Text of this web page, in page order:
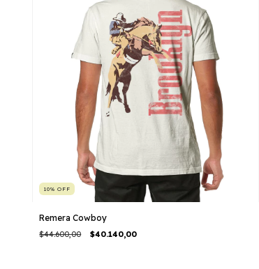
10%OFF
Remera Cowboy
$44.600,00 $40.140,00